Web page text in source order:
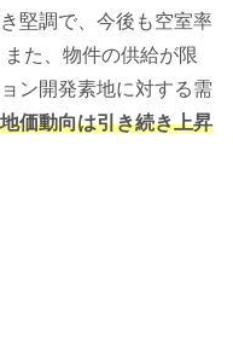
堅調で、今後も空室率
た、物件の供給が限
ン開発素地に対する需
価動向は引き続き上昇